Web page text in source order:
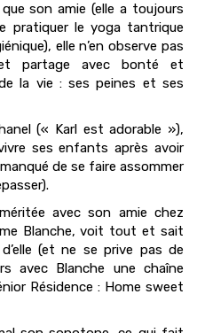
son amie (elle a toujours
pratiquer le yoga tantrique
elle n’en observe pas
partage avec bonté et
la vie : ses peines et ses
(« Karl est adorable »),
ses enfants après avoir
de se faire assommer
avec son amie chez
Blanche, voit tout et sait
(et ne se prive pas de
avec Blanche une chaîne
Résidence : Home sweet